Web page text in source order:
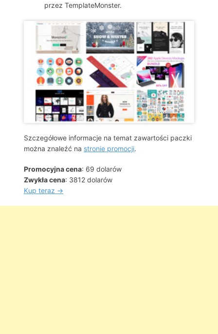
przez TemplateMonster.
Szczegółowe informacje na temat zawartości paczki
można znaleźć na stronie promocji.
Promocyjna cena: 69 dolarów
Zwykła cena: 3812 dolarów
Kup teraz →